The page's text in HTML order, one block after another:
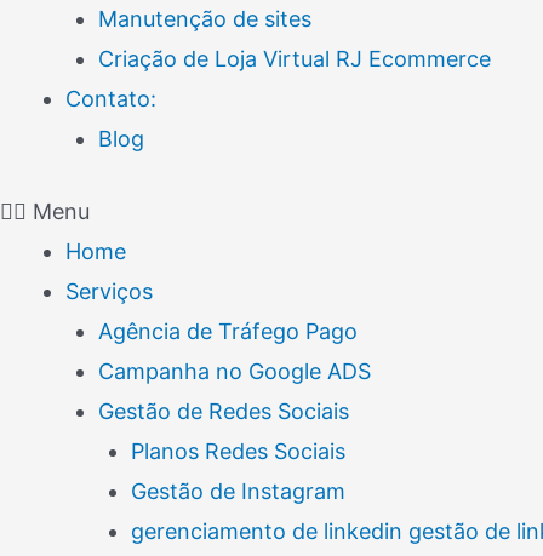
Manutenção de sites
Criação de Loja Virtual RJ Ecommerce
Contato:
Blog
Menu
Home
Serviços
Agência de Tráfego Pago
Campanha no Google ADS
Gestão de Redes Sociais
Planos Redes Sociais
Gestão de Instagram
gerenciamento de linkedin gestão de